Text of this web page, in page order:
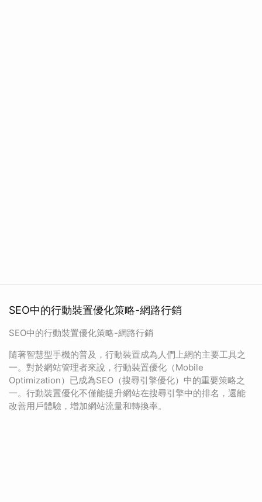
SEO中的行動裝置優化策略-網路行銷
SEO中的行動裝置優化策略-網路行銷
隨著智慧型手機的普及，行動裝置成為人們上網的主要工具之
一。對於網站管理者來說，行動裝置優化（Mobile
Optimization）已成為SEO（搜尋引擎優化）中的重要策略之
一。行動裝置優化不僅能提升網站在搜尋引擎中的排名，還能
改善用戶體驗，增加網站流量和轉換率。